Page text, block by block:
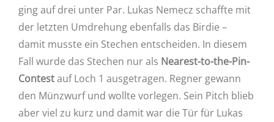
ging auf drei unter Par. Lukas Nemecz schaffte mit
der letzten Umdrehung ebenfalls das Birdie –
damit musste ein Stechen entscheiden. In diesem
Fall wurde das Stechen nur als Nearest-to-the-Pin-
Contestauf Loch 1 ausgetragen. Regner gewann
den Münzwurf und wollte vorlegen. Sein Pitch blieb
aber viel zu kurz und damit war die Tür für Lukas